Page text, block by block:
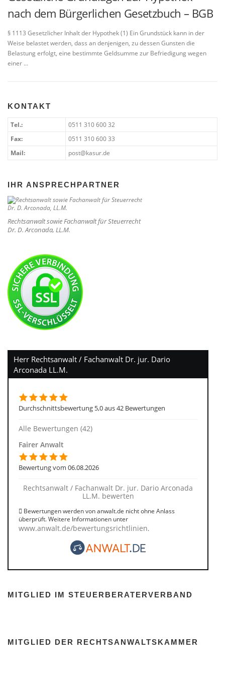
nach dem Bürgerlichen Gesetzbuch – BGB
§ 1113 Gesetzlicher Inhalt der Hypothek (1) Ein Grundstück kann in der
Weise belastet werden, dass an denjenigen, zu dessen Gunsten die
Belastung erfolgt, eine bestimmte Geldsumme zur Befriedigung wegen
einer …
KONTAKT
Tel.:
0511 310 600 32
Fax:
0511 310 600 33
Mail:
post@kasur.de
IHR ANSPRECHPARTNER
Rechtsanwalt sowie Fachanwalt für Steuerrecht
Dr. D. Arconada, LL.M.
Herr Rechtsanwalt / Fachanwalt Dr. jur. Dario
Arconada LL.M.
Durchschnittsbewertung 5,0 aus 42 Bewertungen
Alle Bewertungen (42)
Fairer Anwalt
Bewertung vom 06.08.2026
Rechtsanwalt / Fachanwalt Dr. jur. Dario Arconada
LL.M. bewerten
Bewertungen werden von anwalt.de nicht ohne Anlass
überprüft. Weitere Informationen unter
www.anwalt.de/bewertungsrichtlinien.
MITGLIED IM STEUERBERATERVERBAND
MITGLIED DER RECHTSANWALTSKAMMER